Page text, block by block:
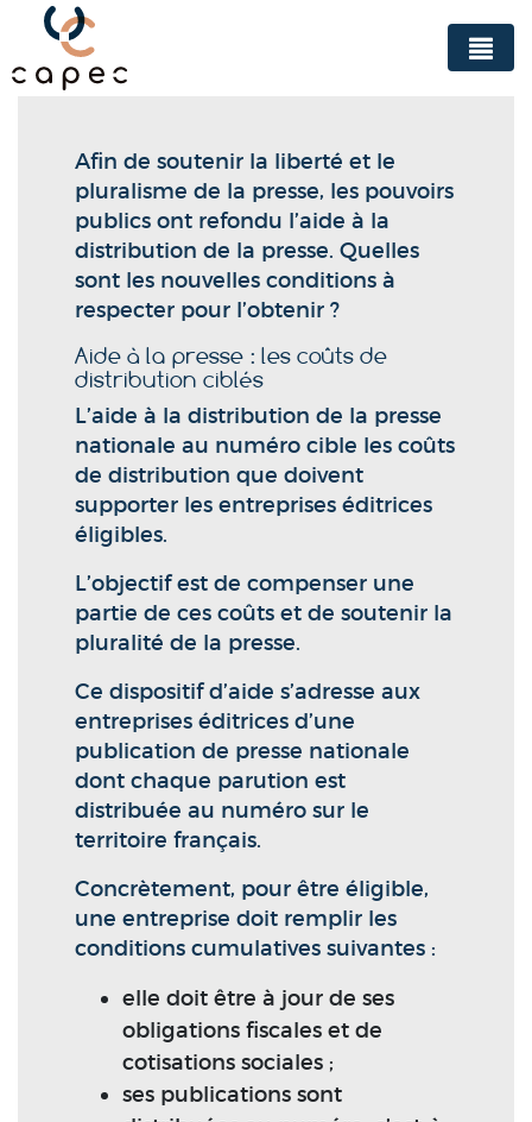
Panneau de gestion des cookies
Afin de soutenir la liberté et le
pluralisme de la presse, les pouvoirs
publics ont refondu l’aide à la
distribution de la presse. Quelles
sont les nouvelles conditions à
respecter pour l’obtenir ?
Aide à la presse : les coûts de
distribution ciblés
L’aide à la distribution de la presse
nationale au numéro cible les coûts
de distribution que doivent
supporter les entreprises éditrices
éligibles.
L’objectif est de compenser une
partie de ces coûts et de soutenir la
pluralité de la presse.
Ce dispositif d’aide s’adresse aux
entreprises éditrices d’une
publication de presse nationale
dont chaque parution est
distribuée au numéro sur le
territoire français.
Concrètement, pour être éligible,
une entreprise doit remplir les
conditions cumulatives suivantes :
elle doit être à jour de ses
obligations fiscales et de
cotisations sociales ;
ses publications sont